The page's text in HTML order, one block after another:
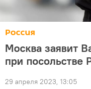
Россия
Москва заявит
при посольстве
29 апреля 2023, 13:05